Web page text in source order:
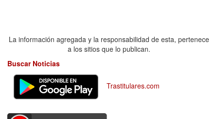
La información agregada y la responsabilidad de esta, pertenece
a los sitios que lo publican.
Buscar Noticias
Trastitulares.com